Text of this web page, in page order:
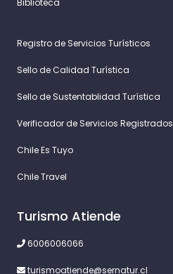
Biblioteca
Registro de Servicios Turísticos
Sello de Calidad Turística
Sello de Sustentablidad Turística
Verificador de Servicios Registrados
Chile Es Tuyo
Chile Travel
Turismo Atiende
6006006066
turismoatiende@sernatur.cl